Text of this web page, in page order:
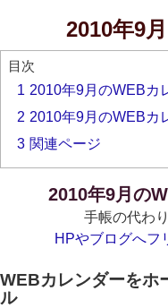
2010年9
目次
1 2010年9月のWEBカ
2 2010年9月のWEBカ
3 関連ページ
2010年9月の
手帳の代わ
HPやブログへフ
WEBカレンダーをホ
ル